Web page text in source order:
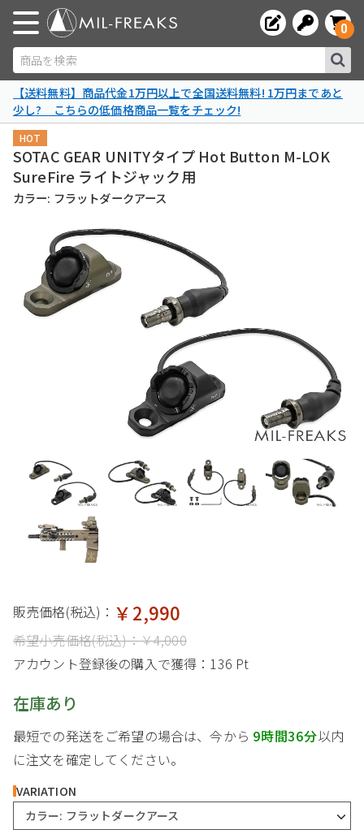
商品を検索
0
【送料無料】商品代金1万円以上で全国送料無料! 1万円まであと
少し? こちらの低価格商品一覧をチェック!
HOT
SOTAC GEAR UNITYタイプ Hot Button M-LOK
SureFire ライトジャック用
カラー: フラットダークアース
販売価格(税込)： ￥2,990
希望小売価格(税込)：￥4,000
アカウント登録後の購入で獲得： 136 Pt
在庫あり
最短での発送をご希望の場合は、今から 9時間36分以内
に注文を確定してください。
VARIATION
カラー: フラットダークアース